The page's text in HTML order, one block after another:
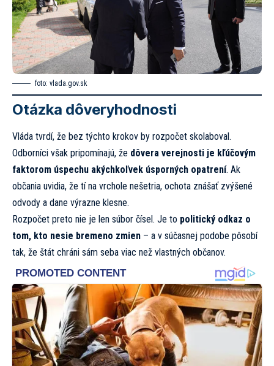
foto: vlada.gov.sk
Otázka dôveryhodnosti
Vláda tvrdí, že bez týchto krokov by rozpočet skolaboval.
Odborníci však pripomínajú, že dôvera verejnosti je kľúčovým
faktorom úspechu akýchkoľvek úsporných opatrení. Ak
občania uvidia, že tí na vrchole nešetria, ochota znášať zvýšené
odvody a dane výrazne klesne.
Rozpočet preto nie je len súbor čísel. Je to politický odkaz o
tom, kto nesie bremeno zmien – a v súčasnej podobe pôsobí
tak, že štát chráni sám seba viac než vlastných občanov.